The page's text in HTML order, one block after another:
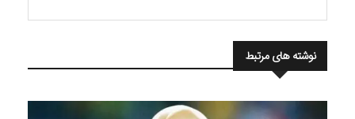
نوشته های مرتبط